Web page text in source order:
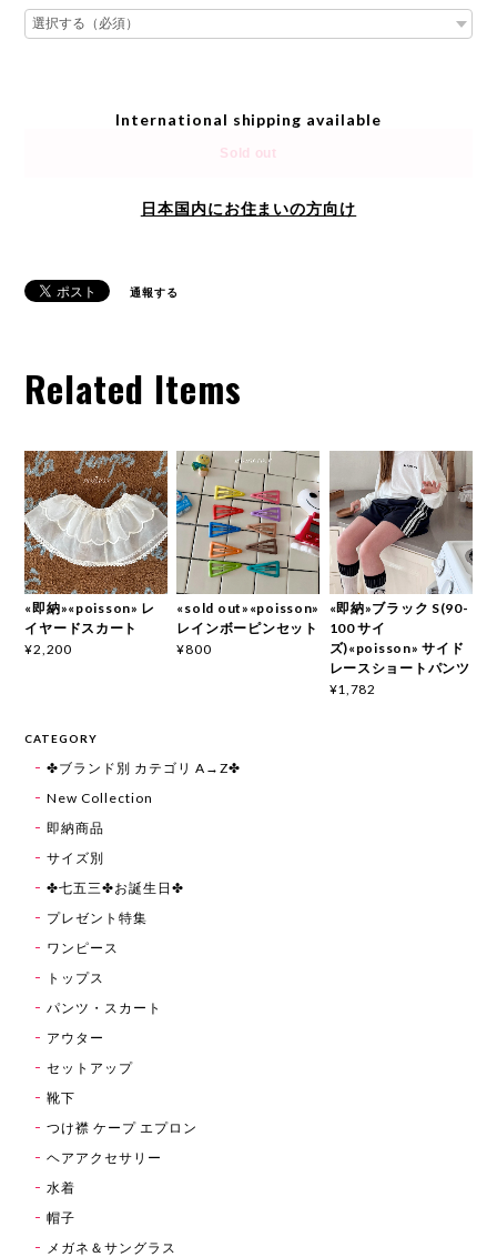
International shipping available
Sold out
日本国内にお住まいの方向け
通報する
Related Items
«即納»«poisson» レ
イヤードスカート
¥2,200
«sold out»«poisson»
レインボーピンセット
¥800
«即納»ブラック S(90-
100 サイ
ズ)«poisson» サイド
レースショートパンツ
¥1,782
CATEGORY
✤ブランド別 カテゴリ A→Z✤
New Collection
即納商品
サイズ別
✤七五三✤お誕生日✤
プレゼント特集
ワンピース
トップス
パンツ・スカート
アウター
セットアップ
靴下
つけ襟 ケープ エプロン
ヘアアクセサリー
水着
帽子
メガネ＆サングラス